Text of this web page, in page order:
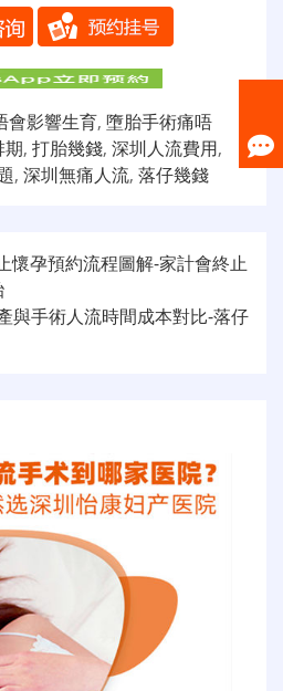
會影響生育, 墮胎手術痛唔
期, 打胎幾錢, 深圳人流費用,
, 深圳無痛人流, 落仔幾錢
懷孕預約流程圖解-家計會終止
與手術人流時間成本對比-落仔